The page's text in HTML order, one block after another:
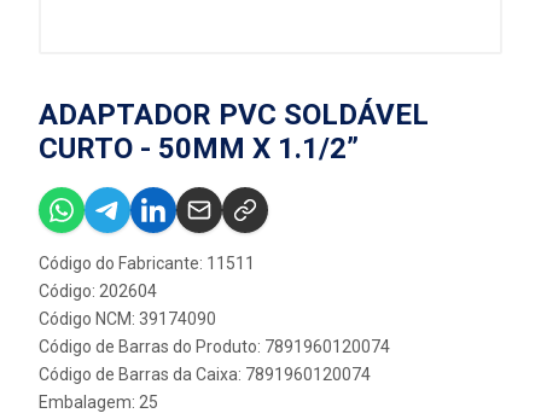
ADAPTADOR PVC SOLDÁVEL
CURTO - 50MM X 1.1/2”
Código do Fabricante: 11511
Código: 202604
Código NCM: 39174090
Código de Barras do Produto: 7891960120074
Código de Barras da Caixa: 7891960120074
Embalagem: 25